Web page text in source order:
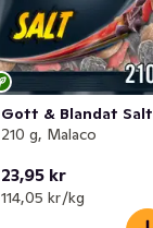
Gott & Blandat Salt
210 g, Malaco
23,95 kr
114,05 kr /kg